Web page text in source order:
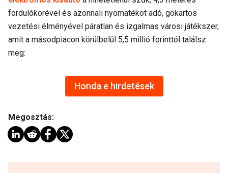
fordulókörével és azonnali nyomatékot adó, gokartos
vezetési élményével páratlan és izgalmas városi játékszer,
amit a másodpiacon körülbelül 5,5 millió forinttól találsz
meg:
Honda e hirdetések
Megosztás: